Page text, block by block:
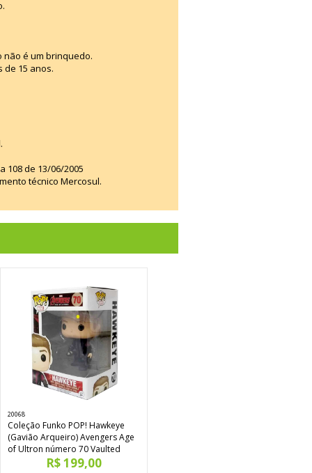
não é um brinquedo.
15 anos.
108 de 13/06/2005
técnico Mercosul.
20068
Coleção Funko POP! Hawkeye
(Gavião Arqueiro) Avengers Age
of Ultron número 70 Vaulted
R$ 199,00